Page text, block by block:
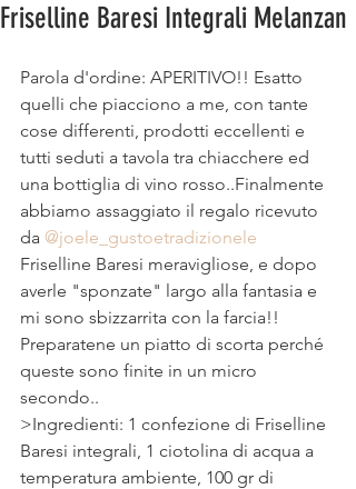
Friselline Baresi Integrali Melanzan
Parola d'ordine: APERITIVO!! Esatto
quelli che piacciono a me, con tante
cose differenti, prodotti eccellenti e
tutti seduti a tavola tra chiacchere ed
una bottiglia di vino rosso..Finalmente
abbiamo assaggiato il regalo ricevuto
da @joele_gustoetradizionele
Friselline Baresi meravigliose, e dopo
averle "sponzate" largo alla fantasia e
mi sono sbizzarrita con la farcia!!
Preparatene un piatto di scorta perché
queste sono finite in un micro
secondo..
>Ingredienti: 1 confezione di Friselline
Baresi integrali, 1 ciotolina di acqua a
temperatura ambiente, 100 gr di